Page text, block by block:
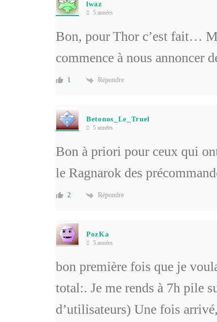
lwaz
5 années
Bon, pour Thor c’est fait…
commence à nous annoncer
1 Répondre
Betonos_Le_Truel
5 années
Bon à priori pour ceux qui
le Ragnarok des
2 Répondre
PozKa
5 années
bon première fois que je
total:. Je me rends à 7h pile
d’utilisateurs) Une fois